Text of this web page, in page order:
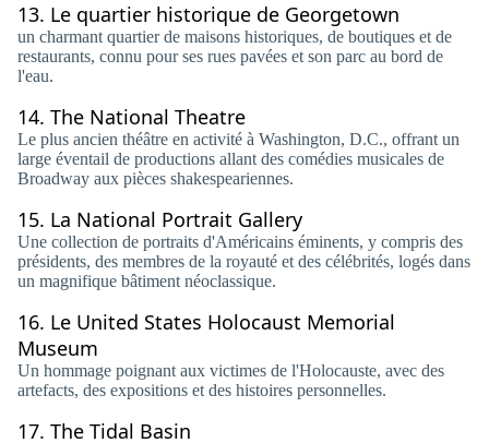
13. Le quartier historique de Georgetown
un charmant quartier de maisons historiques, de boutiques et de
restaurants, connu pour ses rues pavées et son parc au bord de
l'eau.
14. The National Theatre
Le plus ancien théâtre en activité à Washington, D.C., offrant un
large éventail de productions allant des comédies musicales de
Broadway aux pièces shakespeariennes.
15. La National Portrait Gallery
Une collection de portraits d'Américains éminents, y compris des
présidents, des membres de la royauté et des célébrités, logés dans
un magnifique bâtiment néoclassique.
16. Le United States Holocaust Memorial
Museum
Un hommage poignant aux victimes de l'Holocauste, avec des
artefacts, des expositions et des histoires personnelles.
17. The Tidal Basin